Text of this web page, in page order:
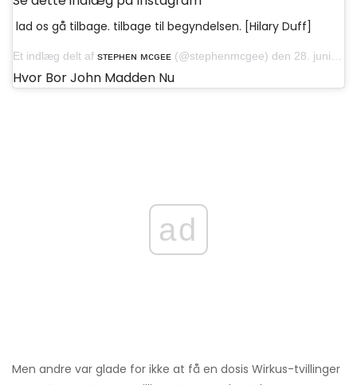
lad os gå tilbage. tilbage til begyndelsen. [Hilary Duff]
Et indlæg delt af sᴛᴇᴘʜᴇɴ ᴍᴄɢᴇᴇ (@stephenmcgee) den 28. juni 2018 kl. 11:50 PDT
Hvor Bor John Madden Nu
ad
Men andre var glade for ikke at få en dosis Wirkus-tvillinger